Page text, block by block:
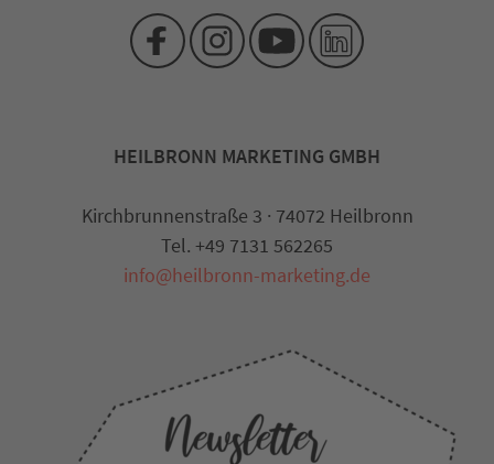
HEILBRONN MARKETING GMBH
Kirchbrunnenstraße 3 · 74072 Heilbronn
Tel. +49 7131 562265
info@heilbronn-marketing.de